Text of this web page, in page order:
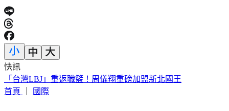
快訊
快訊／泰國校園槍擊7死！3師3生中彈喪命 學生槍手輕生亡
首頁
國際